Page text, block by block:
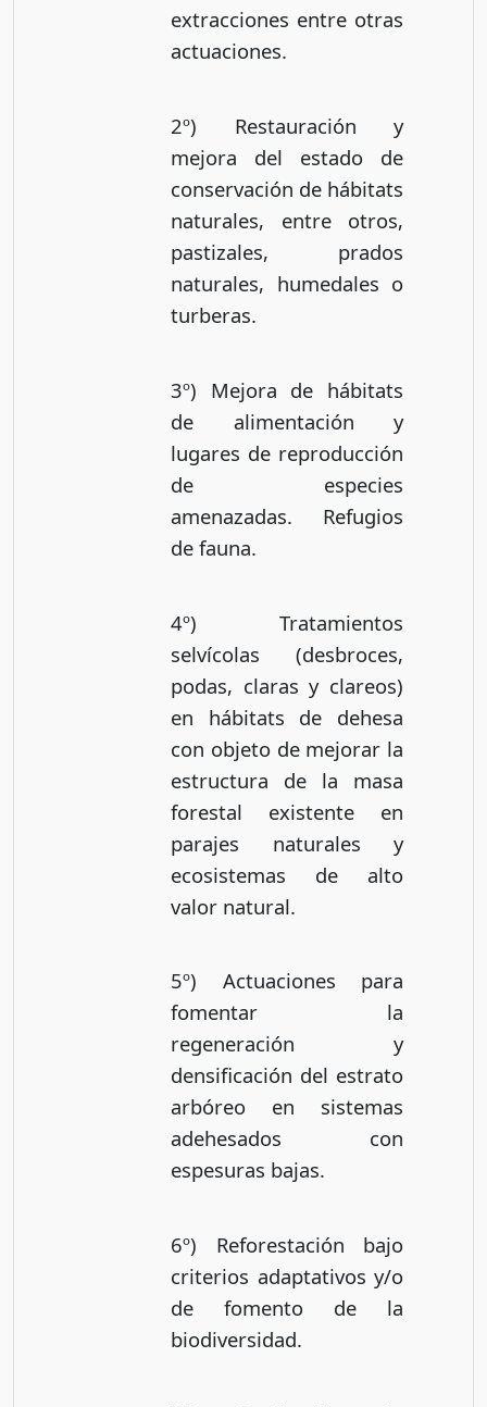
extracciones entre otras
actuaciones.
2º) Restauración y
mejora del estado de
conservación de hábitats
naturales, entre otros,
pastizales, prados
naturales, humedales o
turberas.
3º) Mejora de hábitats
de alimentación y
lugares de reproducción
de especies
amenazadas. Refugios
de fauna.
4º) Tratamientos
selvícolas (desbroces,
podas, claras y clareos)
en hábitats de dehesa
con objeto de mejorar la
estructura de la masa
forestal existente en
parajes naturales y
ecosistemas de alto
valor natural.
5º) Actuaciones para
fomentar la
regeneración y
densificación del estrato
arbóreo en sistemas
adehesados con
espesuras bajas.
6º) Reforestación bajo
criterios adaptativos y/o
de fomento de la
biodiversidad.